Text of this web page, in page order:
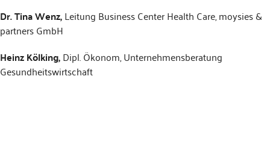
Dr. Tina Wenz,Leitung Business Center Health Care, moysies &
partners GmbH
Heinz Kölking,Dipl. Ökonom, Unternehmensberatung
Gesundheitswirtschaft